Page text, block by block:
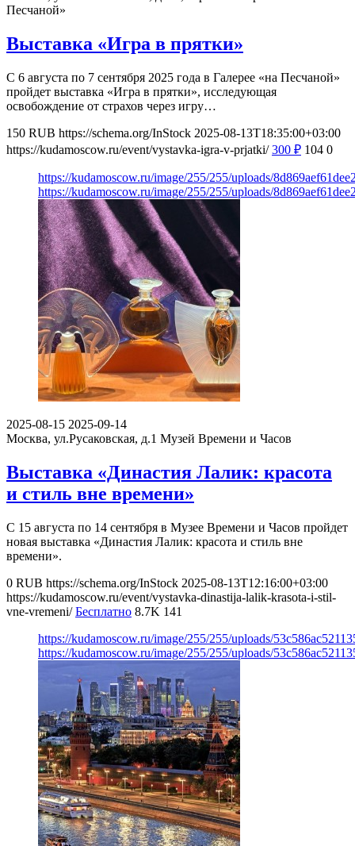
Песчаной»
Выставка «Игра в прятки»
С 6 августа по 7 сентября 2025 года в Галерее «на Песчаной»
пройдет выставка «Игра в прятки», исследующая
освобождение от страхов через игру…
150 RUB https://schema.org/InStock 2025-08-13T18:35:00+03:00
https://kudamoscow.ru/event/vystavka-igra-v-prjatki/ 300 ₽ 104 0
https://kudamoscow.ru/image/255/255/uploads/
https://kudamoscow.ru/image/255/255/uploads/
2025-08-15 2025-09-14
Москва, ул.Русаковская, д.1 Музей Времени и Часов
Выставка «Династия Лалик: красота
и стиль вне времени»
С 15 августа по 14 сентября в Музее Времени и Часов пройдет
новая выставка «Династия Лалик: красота и стиль вне
времени».
0 RUB https://schema.org/InStock 2025-08-13T12:16:00+03:00
https://kudamoscow.ru/event/vystavka-dinastija-lalik-krasota-i-stil-
vne-vremeni/ Бесплатно 8.7K 141
https://kudamoscow.ru/image/255/255/uploads/
https://kudamoscow.ru/image/255/255/uploads/